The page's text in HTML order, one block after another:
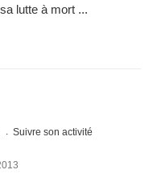
lutte à mort ...
Suivre son activité